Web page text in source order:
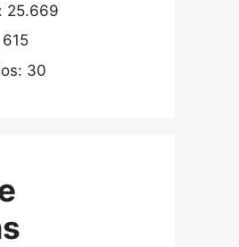
25.669
615
30